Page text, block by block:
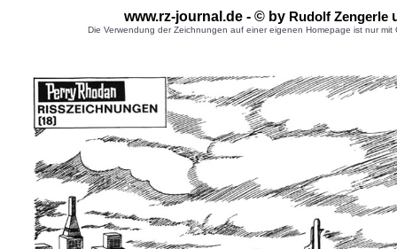
www.rz-journal.de - © by Rudolf Zengerle
Die Verwendung der Zeichnungen auf einer eigenen Homepage ist nur